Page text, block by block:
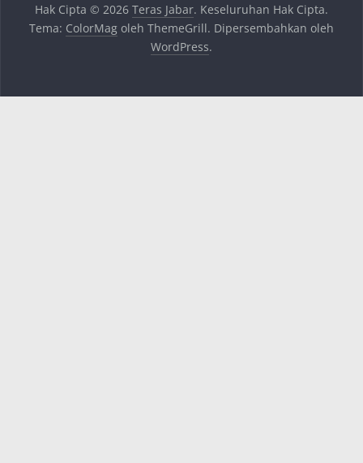
Hak Cipta © 2026 Teras Jabar. Keseluruhan Hak Cipta.
Tema: ColorMagoleh ThemeGrill. Dipersembahkan oleh
WordPress.